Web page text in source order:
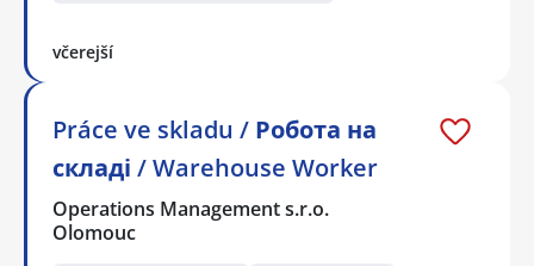
včerejší
Práce ve skladu / Робота на
складі / Warehouse Worker
Operations Management s.r.o.
Olomouc